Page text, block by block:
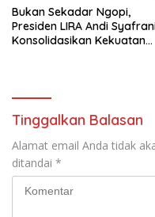
Bukan Sekadar Ngopi,
Presiden LIRA Andi
Konsolidasikan Kekuatan
Tinggalkan Balasan
Alamat email Anda tidak
ditandai *